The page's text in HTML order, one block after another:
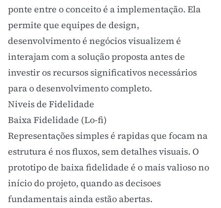
ponte entre o conceito é a implementação. Ela
permite que equipes de design,
desenvolvimento é negócios visualizem é
interajam com a solução proposta antes de
investir os recursos significativos necessários
para o desenvolvimento completo.
Niveis de Fidelidade
Baixa Fidelidade (Lo-fi)
Representações simples é rapidas que focam na
estrutura é nos fluxos, sem detalhes visuais. O
prototipo de baixa fidelidade é o mais valioso no
início do projeto, quando as decisoes
fundamentais ainda estão abertas.